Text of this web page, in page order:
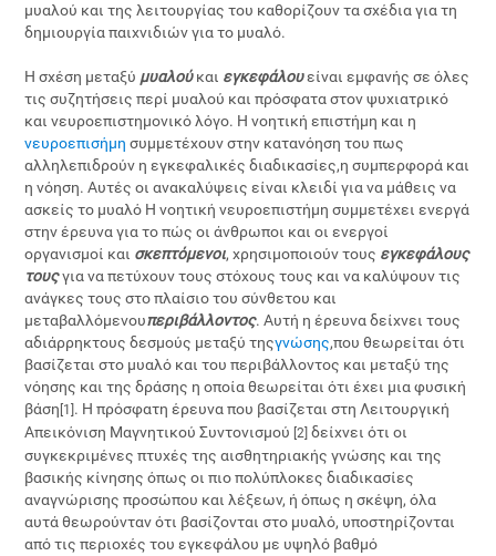
μυαλού και της λειτουργίας του καθορίζουν τα σχέδια για τη
δημιουργία παιχνιδιών για το μυαλό.
Η σχέση μεταξύ μυαλούκαι εγκεφάλουείναι εμφανής σε όλες
τις συζητήσεις περί μυαλού και πρόσφατα στον ψυχιατρικό
και νευροεπιστημονικό λόγο. Η νοητική επιστήμη και η
νευροεπισήμη συμμετέχουν στην κατανόηση του πως
αλληλεπιδρούν η εγκεφαλικές διαδικασίες,η συμπερφορά και
η νόηση. Αυτές οι ανακαλύψεις είναι κλειδί για να μάθεις να
ασκείς το μυαλό Η νοητική νευροεπιστήμη συμμετέχει ενεργά
στην έρευνα για το πώς οι άνθρωποι και οι ενεργοί
οργανισμοί και σκεπτόμενοι, χρησιμοποιούν τους εγκεφάλους
τουςγια να πετύχουν τους στόχους τους και να καλύψουν τις
ανάγκες τους στο πλαίσιο του σύνθετου και
μεταβαλλόμενουπεριβάλλοντος. Αυτή η έρευνα δείχνει τους
αδιάρρηκτους δεσμούς μεταξύ τηςγνώσης,που θεωρείται ότι
βασίζεται στο μυαλό και του περιβάλλοντος και μεταξύ της
νόησης και της δράσης η οποία θεωρείται ότι έχει μια φυσική
βάση [1] . Η πρόσφατη έρευνα που βασίζεται στη Λειτουργική
Απεικόνιση Μαγνητικού Συντονισμού[2] δείχνει ότι οι
συγκεκριμένες πτυχές της αισθητηριακής γνώσης και της
βασικής κίνησης όπως οι πιο πολύπλοκες διαδικασίες
αναγνώρισης προσώπου και λέξεων, ή όπως η σκέψη, όλα
αυτά θεωρούνταν ότι βασίζονται στο μυαλό, υποστηρίζονται
από τις περιοχές του εγκεφάλου με υψηλό βαθμό